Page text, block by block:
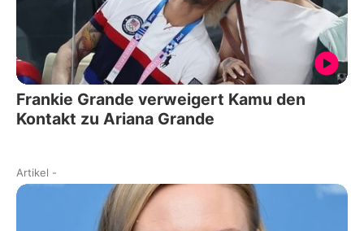
Frankie Grande verweigert Kamu den
Kontakt zu Ariana Grande
Artikel -